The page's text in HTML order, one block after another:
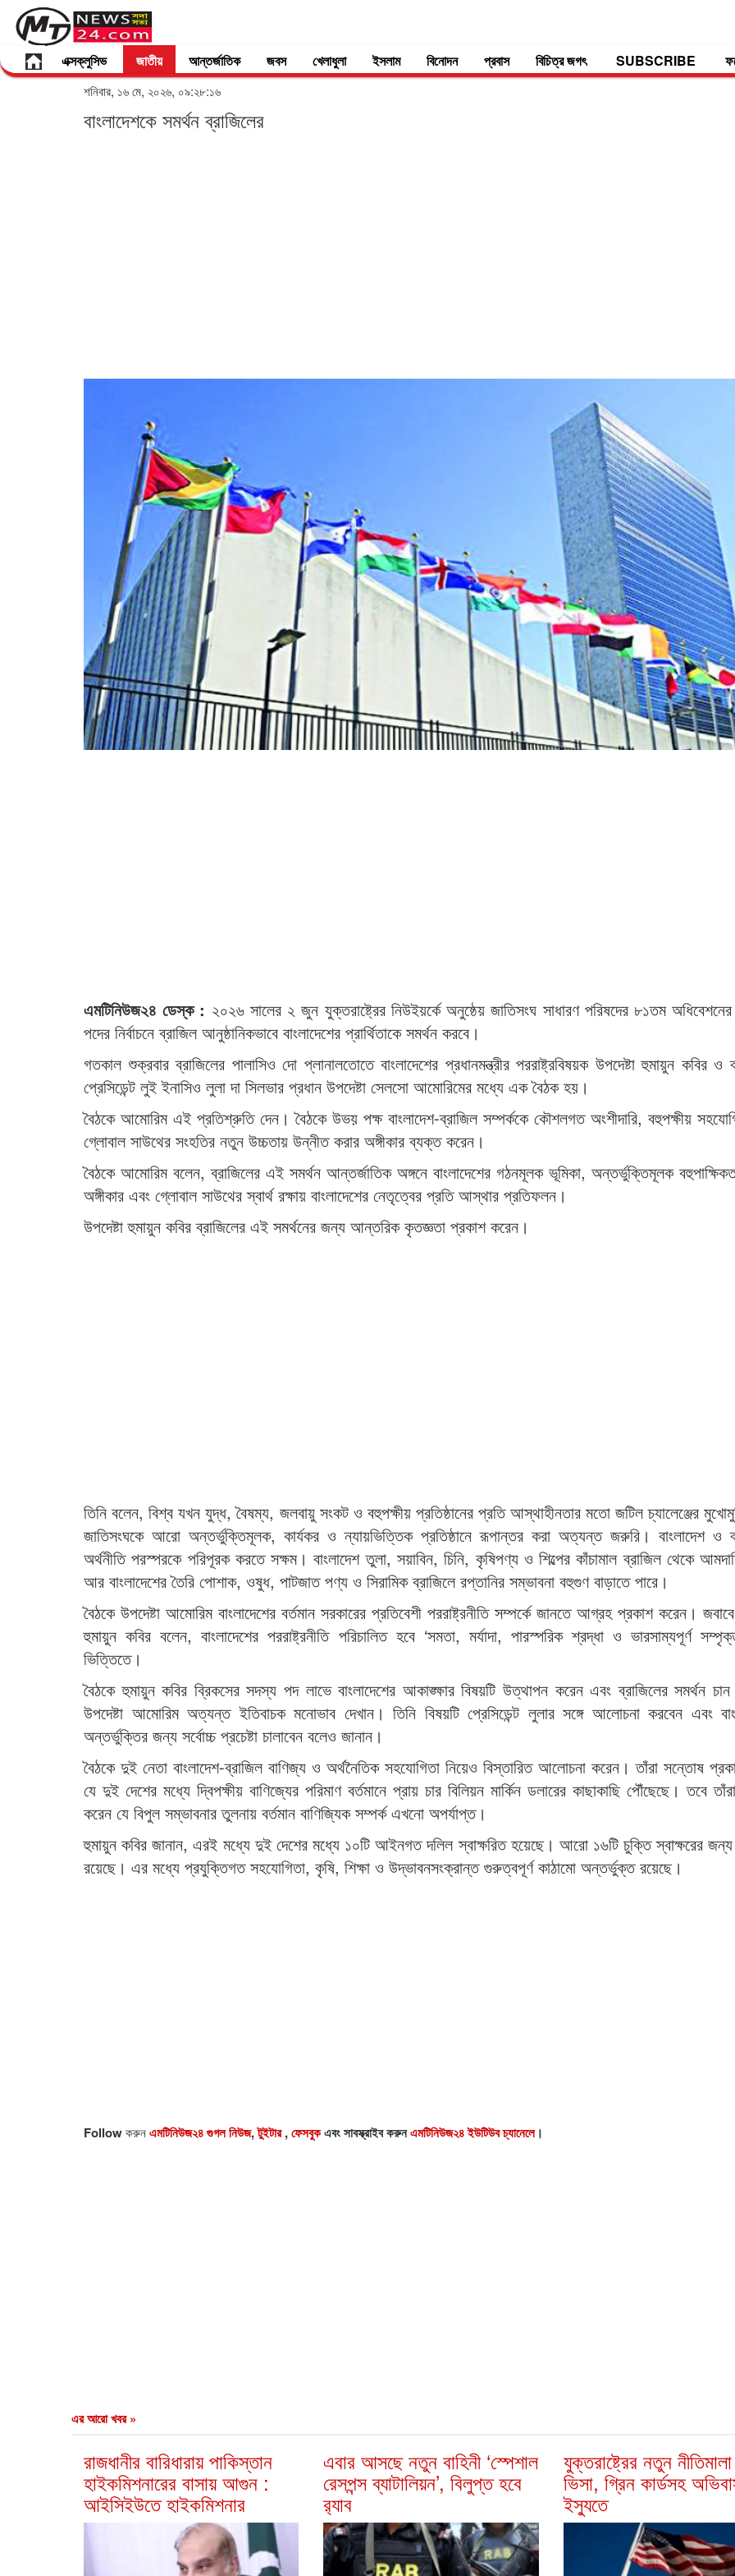
এক্সক্লুসিভ জাতীয় আন্তর্জাতিক জবস খেলাধুলা ইসলাম বিনোদন প্রবাস বিচিত্র জগৎ SUBSCRIBE
শনিবার, ১৬ মে, ২০২৬, ০৯:২৮:১৬
বাংলাদেশকে সমর্থন ব্রাজিলের
এমটিনিউজ২৪ ডেস্ক : ২০২৬ সালের ২ জুন যুক্তরাষ্ট্রের নিউইয়র্কে অনুষ্ঠেয় জাতিসংঘ সাধারণ পরিষদের ৮১তম
পদের নির্বাচনে ব্রাজিল আনুষ্ঠানিকভাবে বাংলাদেশের প্রার্থিতাকে সমর্থন করবে।
গতকাল শুক্রবার ব্রাজিলের পালাসিও দো প্লানালতোতে বাংলাদেশের প্রধানমন্ত্রীর পররাষ্ট্রবিষয়ক উপদেষ্টা হুমায়ুন কবির ও
প্রেসিডেন্ট লুই ইনাসিও লুলা দা সিলভার প্রধান উপদেষ্টা সেলসো আমোরিমের মধ্যে এক বৈঠক হয়।
বৈঠকে আমোরিম এই প্রতিশ্রুতি দেন। বৈঠকে উভয় পক্ষ বাংলাদেশ-ব্রাজিল সম্পর্ককে কৌশলগত অংশীদারি, বহুপক্ষীয়
গ্লোবাল সাউথের সংহতির নতুন উচ্চতায় উন্নীত করার অঙ্গীকার ব্যক্ত করেন।
বৈঠকে আমোরিম বলেন, ব্রাজিলের এই সমর্থন আন্তর্জাতিক অঙ্গনে বাংলাদেশের গঠনমূলক ভূমিকা, অন্তর্ভুক্তিমূলক
অঙ্গীকার এবং গ্লোবাল সাউথের স্বার্থ রক্ষায় বাংলাদেশের নেতৃত্বের প্রতি আস্থার প্রতিফলন।
উপদেষ্টা হুমায়ুন কবির ব্রাজিলের এই সমর্থনের জন্য আন্তরিক কৃতজ্ঞতা প্রকাশ করেন।
তিনি বলেন, বিশ্ব যখন যুদ্ধ, বৈষম্য, জলবায়ু সংকট ও বহুপক্ষীয় প্রতিষ্ঠানের প্রতি আস্থাহীনতার মতো জটিল চ্যালেঞ্জের
জাতিসংঘকে আরো অন্তর্ভুক্তিমূলক, কার্যকর ও ন্যায়ভিত্তিক প্রতিষ্ঠানে রূপান্তর করা অত্যন্ত জরুরি। বাংলাদেশ ও
অর্থনীতি পরস্পরকে পরিপূরক করতে সক্ষম। বাংলাদেশ তুলা, সয়াবিন, চিনি, কৃষিপণ্য ও শিল্পের কাঁচামাল ব্রাজিল থেকে
আর বাংলাদেশের তৈরি পোশাক, ওষুধ, পাটজাত পণ্য ও সিরামিক ব্রাজিলে রপ্তানির সম্ভাবনা বহুগুণ বাড়াতে পারে।
বৈঠকে উপদেষ্টা আমোরিম বাংলাদেশের বর্তমান সরকারের প্রতিবেশী পররাষ্ট্রনীতি সম্পর্কে জানতে আগ্রহ প্রকাশ করেন। জবাবে
হুমায়ুন কবির বলেন, বাংলাদেশের পররাষ্ট্রনীতি পরিচালিত হবে ‘সমতা, মর্যাদা, পারস্পরিক শ্রদ্ধা ও ভারসাম্যপূর্ণ
ভিত্তিতে।
বৈঠকে হুমায়ুন কবির ব্রিকসের সদস্য পদ লাভে বাংলাদেশের আকাঙ্ক্ষার বিষয়টি উত্থাপন করেন এবং ব্রাজিলের সমর্থন
উপদেষ্টা আমোরিম অত্যন্ত ইতিবাচক মনোভাব দেখান। তিনি বিষয়টি প্রেসিডেন্ট লুলার সঙ্গে আলোচনা করবেন এবং
অন্তর্ভুক্তির জন্য সর্বোচ্চ প্রচেষ্টা চালাবেন বলেও জানান।
বৈঠকে দুই নেতা বাংলাদেশ-ব্রাজিল বাণিজ্য ও অর্থনৈতিক সহযোগিতা নিয়েও বিস্তারিত আলোচনা করেন। তাঁরা সন্তোষ
যে দুই দেশের মধ্যে দ্বিপক্ষীয় বাণিজ্যের পরিমাণ বর্তমানে প্রায় চার বিলিয়ন মার্কিন ডলারের কাছাকাছি পৌঁছেছে। তবে
করেন যে বিপুল সম্ভাবনার তুলনায় বর্তমান বাণিজ্যিক সম্পর্ক এখনো অপর্যাপ্ত।
হুমায়ুন কবির জানান, এরই মধ্যে দুই দেশের মধ্যে ১০টি আইনগত দলিল স্বাক্ষরিত হয়েছে। আরো ১৬টি চুক্তি স্বাক্ষরের
রয়েছে। এর মধ্যে প্রযুক্তিগত সহযোগিতা, কৃষি, শিক্ষা ও উদ্ভাবনসংক্রান্ত গুরুত্বপূর্ণ কাঠামো অন্তর্ভুক্ত রয়েছে।
Followকরুনএমটিনিউজ২৪ গুগল নিউজ,টুইটার,ফেসবুকএবং সাবস্ক্রাইব করুনএমটিনিউজ২৪ ইউটিউব চ্যানেলে।
এর আরো খবর »
রাজধানীর বারিধারায় পাকিস্তান
হাইকমিশনারের বাসায় আগুন :
আইসিইউতে হাইকমিশনার
এবার আসছে নতুন বাহিনী ‘স্পেশাল
রেসপন্স ব্যাটালিয়ন’, বিলুপ্ত হবে
র‍্যাব
যুক্তরাষ্ট্রের নতুন
ভিসা, গ্রিন কার্ডসহ
ইস্যুতে